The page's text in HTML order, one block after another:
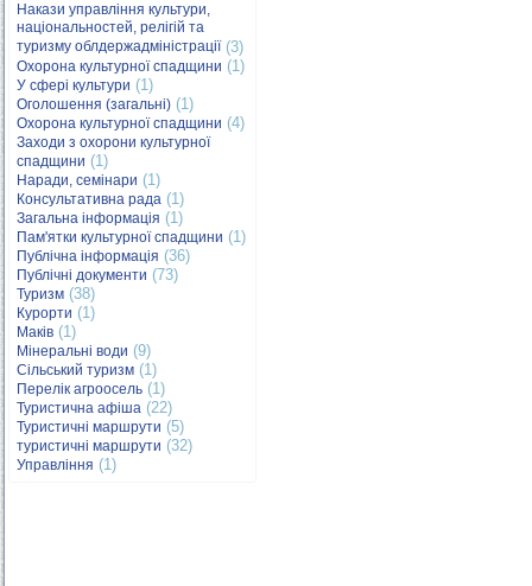
Накази управління культури,
національностей, релігій та
туризму облдержадміністрації(3)
Охорона культурної спадщини (1)
У сфері культури (1)
Оголошення (загальні) (1)
Охорона культурної спадщини (4)
Заходи з охорони культурної
спадщини (1)
Наради, семінари (1)
Консультативна рада (1)
Загальна інформація (1)
Пам'ятки культурної спадщини (1)
Публічна інформація (36)
Публічні документи (73)
Туризм (38)
Курорти (1)
Маків (1)
Мінеральні води (9)
Сільський туризм (1)
Перелік агроосель (1)
Туристична афіша (22)
Туристичні маршрути (5)
туристичні маршрути (32)
Управління (1)